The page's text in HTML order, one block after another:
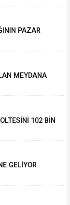
PAZAR
MEYDANA
102 BİN
GELİYOR